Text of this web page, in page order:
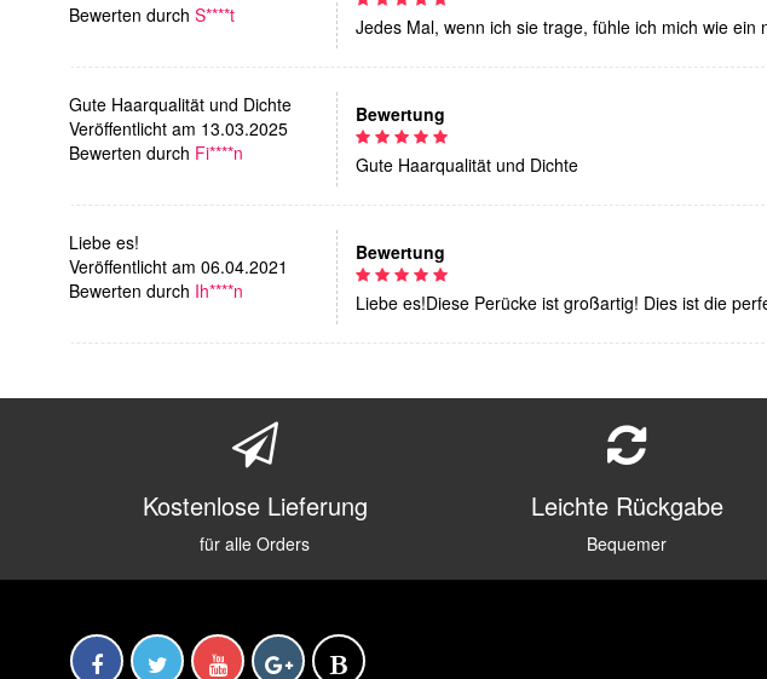
Bewerten durch S****t Jedes Mal, wenn ich sie trage, fühle ich mich wie ein
Gute Haarqualität und Dichte
Veröffentlicht am 13.03.2025
Bewerten durch Fi****n
Bewertung
Gute Haarqualität und Dichte
Liebe es!
Veröffentlicht am 06.04.2021
Bewerten durch Ih****n
Bewertung
Liebe es!Diese Perücke ist großartig! Dies ist die
Kostenlose Lieferung
für alle Orders
Leichte Rückgabe
Bequemer